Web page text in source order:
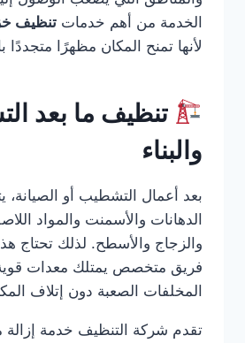
الخدمة من أهم خدمات تنظيف
لأنها تمنح المكان مظهرًا متجددًا
تنظيف ما بعد
والبناء
بعد أعمال التشطيب أو الصيانة،
الدهانات والأسمنت والمواد
والزجاج والأسطح. لذلك تحتاج
فريق متخصص يمتلك معدات
المخلفات الصعبة دون إتلاف
تقدم شركة التنظيف خدمة إزالة